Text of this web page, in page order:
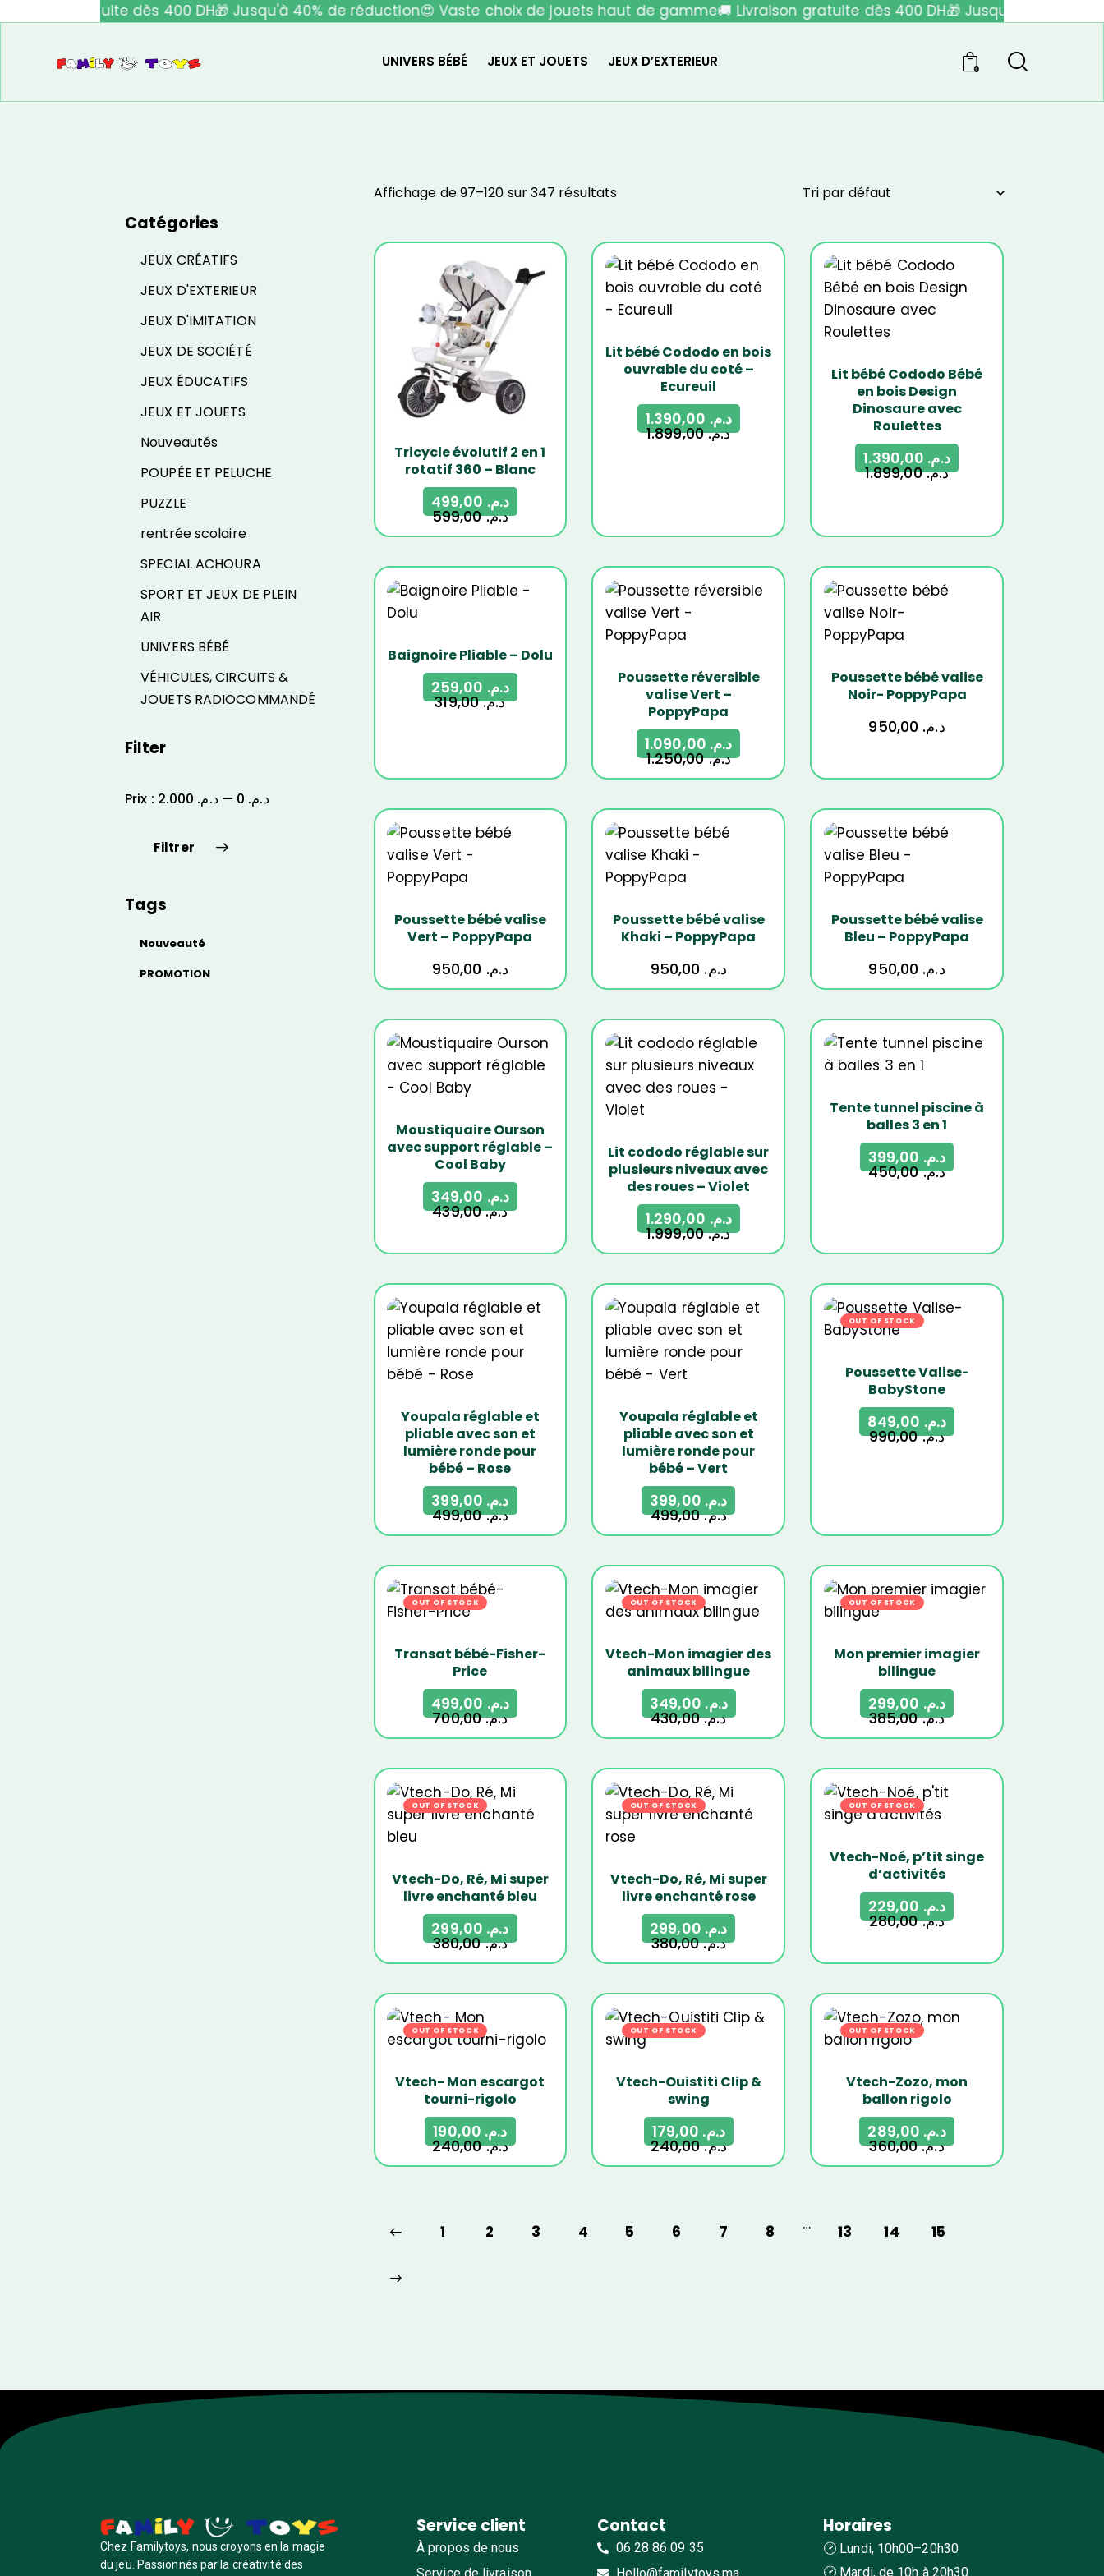
gratuite dès 400 DH🎁 Jusqu'à 40% de réduction😍 Vaste choix de jouets haut de gamme🚚 Livraison gratuite dès 400 DH🎁 Jusqu'à 40% de
UNIVERS BÉBÉ JEUX ET JOUETS JEUX D’EXTERIEUR 0
Affichage de 97–120 sur 347 résultats
Tricycle évolutif 2 en 1
rotatif 360 – Blanc
د.م.599,00
د.م.
Lit bébé Cododo en bois
ouvrable du coté –
Ecureuil
د.م.1.899,00
د.م.
Lit bébé Cododo Bébé
en bois Design
Dinosaure avec
Roulettes
د.م.1.899,00
د.م.
Baignoire Pliable – Dolu
د.م.319,00
د.م.
Poussette réversible
valise Vert –
PoppyPapa
د.م.1.250,00
د.م.
Poussette bébé valise
Noir- PoppyPapa
د.م.
Poussette bébé valise
Vert – PoppyPapa
د.م.
Poussette bébé valise
Khaki – PoppyPapa
د.م.
Poussette bébé valise
Bleu – PoppyPapa
د.م.
Moustiquaire Ourson
avec support réglable –
Cool Baby
د.م.439,00
د.م.
Lit cododo réglable sur
plusieurs niveaux avec
des roues – Violet
د.م.1.999,00
د.م.
Tente tunnel piscine à
balles 3 en 1
د.م.450,00
د.م.
Youpala réglable et
pliable avec son et
lumière ronde pour
bébé – Rose
د.م.499,00
د.م.
Youpala réglable et
pliable avec son et
lumière ronde pour
bébé – Vert
د.م.499,00
د.م.
OUT OF STOCK
Poussette Valise-
BabyStone
د.م.990,00
د.م.
OUT OF STOCK
Transat bébé-Fisher-
Price
د.م.700,00
د.م.
OUT OF STOCK
Vtech-Mon imagier des
animaux bilingue
د.م.430,00
د.م.
OUT OF STOCK
Mon premier imagier
bilingue
د.م.385,00
د.م.
OUT OF STOCK
Vtech-Do, Ré, Mi super
livre enchanté bleu
د.م.380,00
د.م.
OUT OF STOCK
Vtech-Do, Ré, Mi super
livre enchanté rose
د.م.380,00
د.م.
OUT OF STOCK
Vtech-Noé, p’tit singe
d’activités
د.م.280,00
د.م.
OUT OF STOCK
Vtech- Mon escargot
tourni-rigolo
د.م.240,00
د.م.
OUT OF STOCK
Vtech-Ouistiti Clip &
swing
د.م.240,00
د.م.
OUT OF STOCK
Vtech-Zozo, mon
ballon rigolo
د.م.360,00
د.م.
1 2 3 4 5 6 7 8 … 13 14 15
Catégories
JEUX CRÉATIFS
JEUX D'EXTERIEUR
JEUX D'IMITATION
JEUX DE SOCIÉTÉ
JEUX ÉDUCATIFS
JEUX ET JOUETS
Nouveautés
POUPÉE ET PELUCHE
PUZZLE
rentrée scolaire
SPECIAL ACHOURA
SPORT ET JEUX DE PLEIN
AIR
UNIVERS BÉBÉ
VÉHICULES, CIRCUITS &
JOUETS RADIOCOMMANDÉ
Filter
Filtrer
Prix : د.م. 0 —د.م. 2.000
Tags
Nouveauté
PROMOTION
Chez Familytoys, nous croyons en la magie
du jeu. Passionnés par la créativité des
Service client
À propos de nous
Contact
06 28 86 09 35
Horaires
🕑 Lundi, 10h00–20h30
🕑 Mardi, de 10h à 20h30